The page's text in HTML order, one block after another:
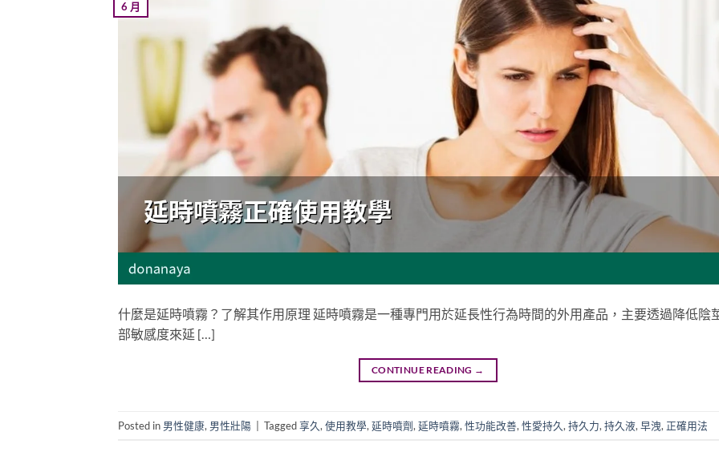
6 月
什麼是延時噴霧？了解其作用原理 延時噴霧是一種專門用於延長性行為時間的外用產品，主要透過降低陰
部敏感度來延 […]
CONTINUE READING →
Posted in 男性健康, 男性壯陽 | Tagged享久, 使用教學, 延時噴劑, 延時噴霧, 性功能改善, 性愛持久, 持久力, 持久液, 早洩, 正確用法